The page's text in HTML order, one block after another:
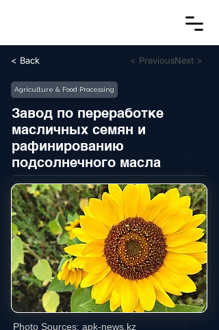
< Back < PreviousNext >
Agriculture & Food Processing
Завод по переработке
масличных семян и
рафинированию
подсолнечного масла
Photo Sources: apk-news.kz